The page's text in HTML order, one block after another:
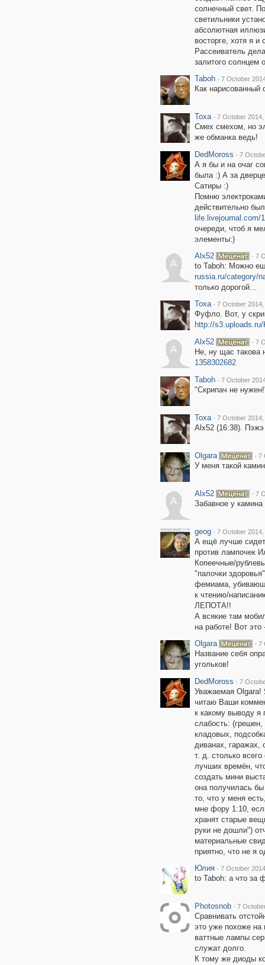
солнечный свет.
светильники
абсолютная
восторге, хотя я
Рассеиватель
залитого солнцем
Taboh · 7 October
Как нарисованный
Toxa · 7 October 2014,
Смех смехом, но
же обманка ведь!
DedMoross · 7
А я бы и на очаг
была :) А за
Сатиры :)
Помню
действительно
life.livejournal.com/
очереди, чтоб я
элементы:)
A
Alx52 · 7
to Taboh: Можно
russia.ru/category/
только дорогой...
Toxa · 7 October 2014,
Фуфло. Вот, у
http://
A
Alx52 · 7
Не, ну щас такова
1358302682
Taboh · 7 October
"Скрипач не
Toxa · 7 October 2014,
Alx52 (16:38).
Olgara · 7
У меня такой
A
Alx52 · 7
Забавное у
geog · 7 October 2014,
А ещё лучше
против лампочек
Копеечные/
"палочки
фемиама,
к чтению/
ЛЕПОТА!!
А всякие там
на работе! Вот
Olgara
· 7
Название себя
угольков!
DedMoross · 7
Уважаемая Olgara!
читаю Ваши
к какому выводу я
слабость:
кладовых,
диванах, гаражах,
т. д. столько
лучших времён,
создать мини
она получилась
то, что у меня
мне фору 1:10,
хранят старые
руки не дошли")
материальные
приятно, что не я
Юлия · 7 October
to Taboh: а что за
Photosnob · 7
Сравнивать
это уже похоже на
ваттные лампы
служат долго.
К тому же диоды